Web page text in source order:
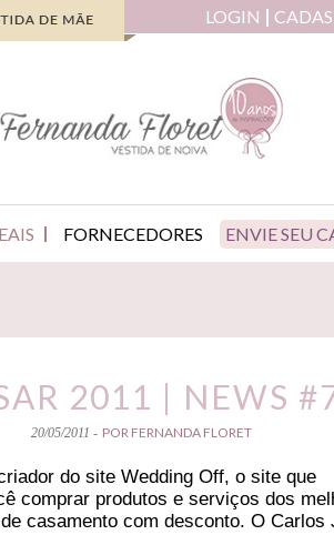
LOGIN
FORNECEDORES ENVIE SEU
2011 | NEWS
20/05/2011 - POR FERNANDA FLORET
do site Wedding Off, o site que
comprar produtos e serviços dos
casamento com desconto. O Carlos